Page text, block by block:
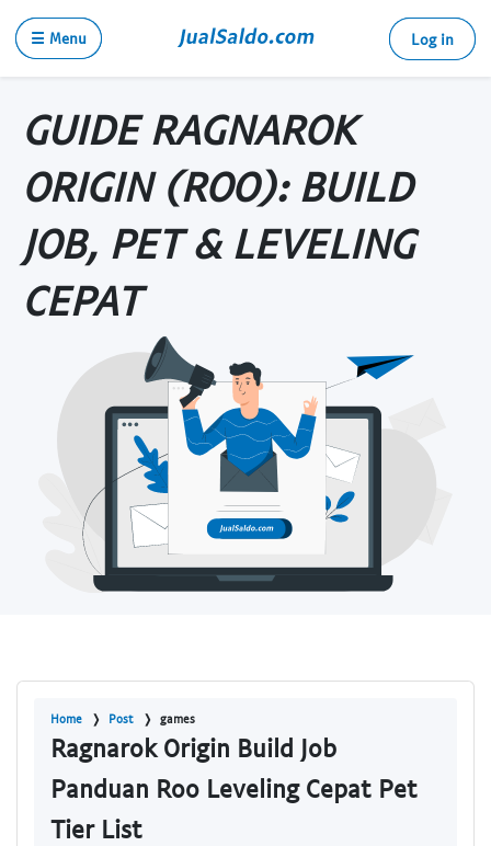
☰ Menu Log in
GUIDE RAGNAROK
ORIGIN (ROO): BUILD
JOB, PET & LEVELING
CEPAT
Home Post games
Ragnarok Origin Build Job
Panduan Roo Leveling Cepat Pet
Tier List